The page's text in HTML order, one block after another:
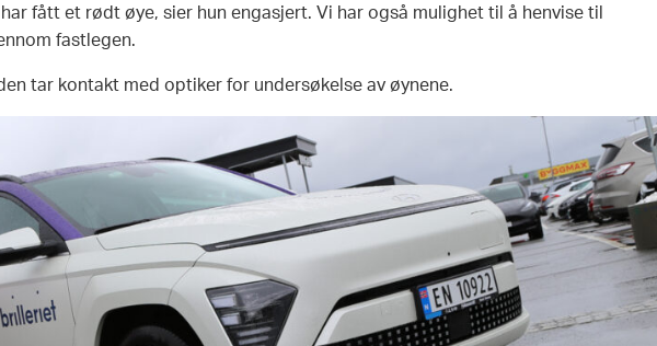
fått et rødt øye, sier hun engasjert. Vi har også mulighet til å henvise til
fastlegen.
tar kontakt med optiker for undersøkelse av øynene.